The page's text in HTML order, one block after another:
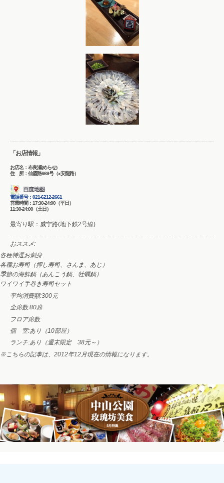
「お店情報」
お店名：布良瀬(めらせ)
住 所：仙霞路669号（x安龍路）
電話番号： 021-6212-2661
営業時間：17:30-24:00（平日）
11:30-24:00（土日）
最寄り駅：威宁路(地下鉄2号線)
おススメ:
各種特選お刺身
各種お寿司（押し寿司、さんま、あじ）
季節の海鮮鍋（あんこう鍋、牡蠣鍋）
ワイワイ手巻き寿司セット
平均消費額:300元
全席数:80席
フロア席数:
個 室:あり（10部屋）
ランチ:あり（週末限定 38元～）
※こちらの記事は、2012年12月現在の情報になります。